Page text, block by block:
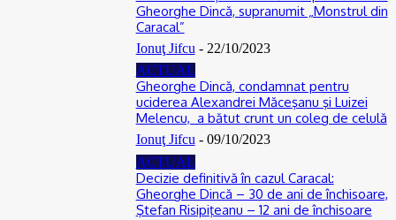
Gheorghe Dincă, supranumit „Monstrul din
Caracal”
Ionuţ Jifcu - 22/10/2023
ACTUAL
Gheorghe Dincă, condamnat pentru
uciderea Alexandrei Măceşanu şi Luizei
Melencu, a bătut crunt un coleg de celulă
Ionuţ Jifcu - 09/10/2023
ACTUAL
Decizie definitivă în cazul Caracal:
Gheorghe Dincă – 30 de ani de închisoare,
Ştefan Risipiţeanu – 12 ani de închisoare